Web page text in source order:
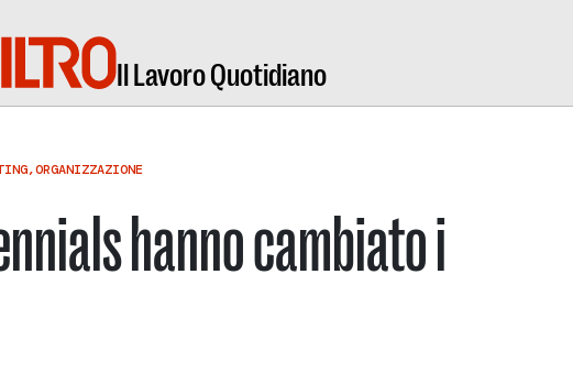
Il Lavoro Quotidiano
,ORGANIZZAZIONE
hanno cambiato i